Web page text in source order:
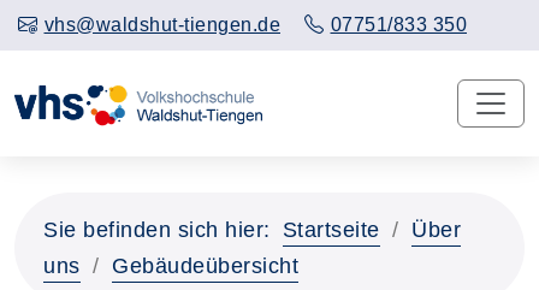
vhs@waldshut-tiengen.de 07751/833 350
Sie befinden sich hier: Startseite
Über
uns
Gebäudeübersicht